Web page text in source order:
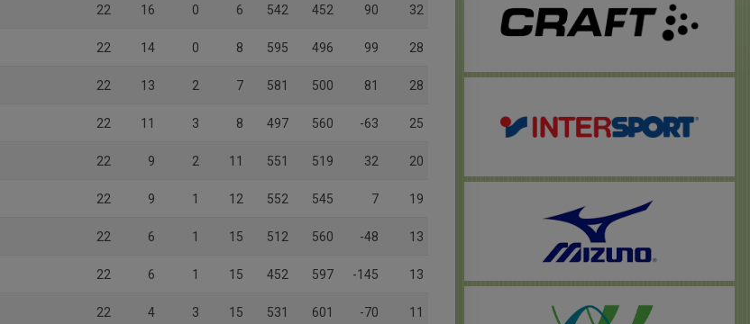
22 16 0 6 542 452 90 32
22 14 0 8 595 496 99 28
22 13 2 7 581 500 81 28
22 11 3 8 497 560 -63 25
22 9 2 11 551 519 32 20
22 9 1 12 552 545 7 19
22 6 1 15 512 560 -48 13
22 6 1 15 452 597 -145 13
22 4 3 15 531 601 -70 11